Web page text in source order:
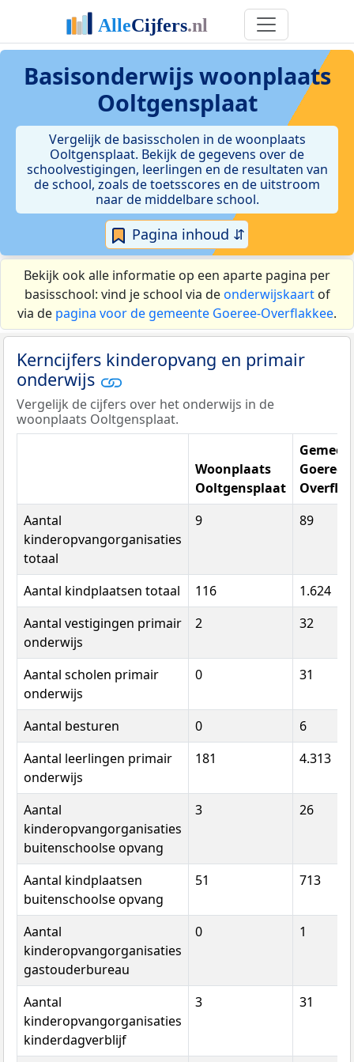
Basisonderwijs woonplaats
Ooltgensplaat
Vergelijk de basisscholen in de woonplaats
Ooltgensplaat. Bekijk de gegevens over de
schoolvestigingen, leerlingen en de resultaten van
de school, zoals de toetsscores en de uitstroom
naar de middelbare school.
Pagina inhoud ⇵
Bekijk ook alle informatie op een aparte pagina per
basisschool: vind je school via deonderwijskaartof
via de pagina voor de gemeente Goeree-Overflakkee.
Kerncijfers kinderopvang en primair
onderwijs
Vergelijk de cijfers over het onderwijs in de
woonplaats Ooltgensplaat.
Woonplaats
Ooltgensplaat
Goeree-
Aantal
kinderopvangorganisaties
totaal
9 89
Aantal kindplaatsen totaal 116
1.624
Aantal vestigingen primair
onderwijs
2 32
Aantal scholen primair
onderwijs
0 31
Aantal besturen 0
6
Aantal leerlingen primair
onderwijs
181 4.313
Aantal
kinderopvangorganisaties
buitenschoolse opvang
3 26
Aantal kindplaatsen
buitenschoolse opvang
51 713
Aantal
kinderopvangorganisaties
gastouderbureau
0 1
Aantal
kinderopvangorganisaties
kinderdagverblijf
3 31